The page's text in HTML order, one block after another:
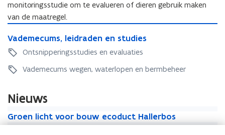
e
d
e
n
e
d
n
d
i
e
e
n
e
k
e
u
e
n
u
w
e
n
t
i
e
k
n
e
p
t
e
n
monitoringsstudie om te evalueren of dieren gebruik maken
van de maatregel.
a
d
m
u
m
s
Vademecums, leidraden en studies
V
a
d
e
c
u
m
Ontsnipperingsstudies en evaluaties
Vademecums wegen, waterlopen en bermbeheer
Nieuws
rGroen licht voor bouw ecoduct Hallerbos
G
r
N
o